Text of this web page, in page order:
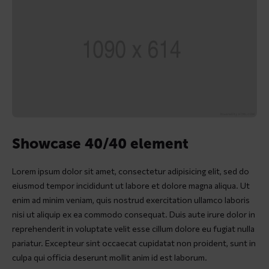
Showcase 40/40 element
Lorem ipsum dolor sit amet, consectetur adipisicing elit, sed do
eiusmod tempor incididunt ut labore et dolore magna aliqua. Ut
enim ad minim veniam, quis nostrud exercitation ullamco laboris
nisi ut aliquip ex ea commodo consequat. Duis aute irure dolor in
reprehenderit in voluptate velit esse cillum dolore eu fugiat nulla
pariatur. Excepteur sint occaecat cupidatat non proident, sunt in
culpa qui officia deserunt mollit anim id est laborum.